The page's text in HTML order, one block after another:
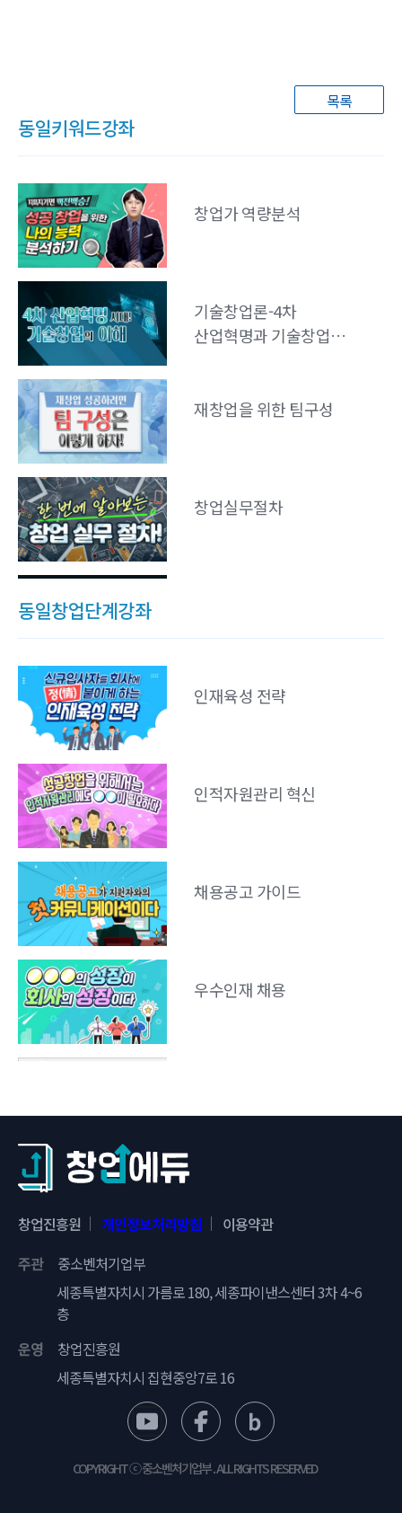
목록
동일키워드강좌
창업가 역량분석
기술창업론-4차
산업혁명과 기술창업
재창업을 위한 팀구성
창업실무절차
사업계획-정부지원
기술창업 재무관리와
소셜벤처 팀 빌딩
사업계획-창업팀의
출구전략
기술창업 마케팅
우수인재 채용
동일창업단계강좌
인재육성 전략
인적자원관리 혁신
채용공고 가이드
우수인재 채용
받아야 할 교육 리스트
창업팀과 팀워크
재창업을 위한 팀구성
소셜벤처 팀 빌딩
창업진흥원 개인정보처리방침
이용약관
주관
중소벤처기업부
세종특별자치시 가름로 180, 세종파이낸스센터 3차 4~6
층
운영
창업진흥원
세종특별자치시 집현중앙7로 16
COPYRIGHT ⓒ 중소벤처기업부 . ALL RIGHTS RESERVED